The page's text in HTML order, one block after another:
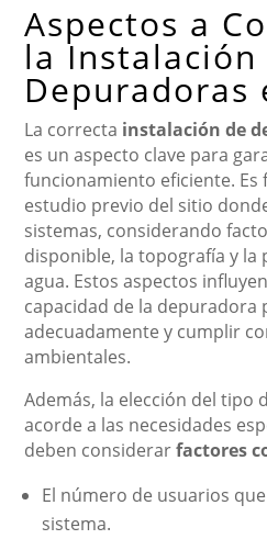
Aspectos a
la Instalación
Depuradoras
La correcta instalación de
es un aspecto clave para
funcionamiento eficiente.
estudio previo del sitio
sistemas, considerando
disponible, la topografía y la
agua. Estos aspectos
capacidad de la depuradora
adecuadamente y cumplir
ambientales.
Además, la elección del tipo
acorde a las necesidades
deben considerarfactores
El número de usuarios
sistema.